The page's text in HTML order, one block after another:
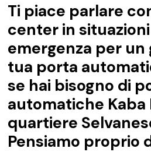
Ti piace parlare
center in
emergenza per un
tua porta
se hai bisogno di
automatiche Kaba
quartiere
Pensiamo proprio